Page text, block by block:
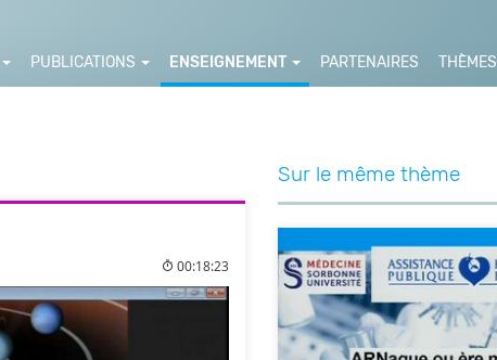
PUBLICATIONS ENSEIGNEMENT PARTENAIRES THÈMES
00:18:23
Sur le même thème